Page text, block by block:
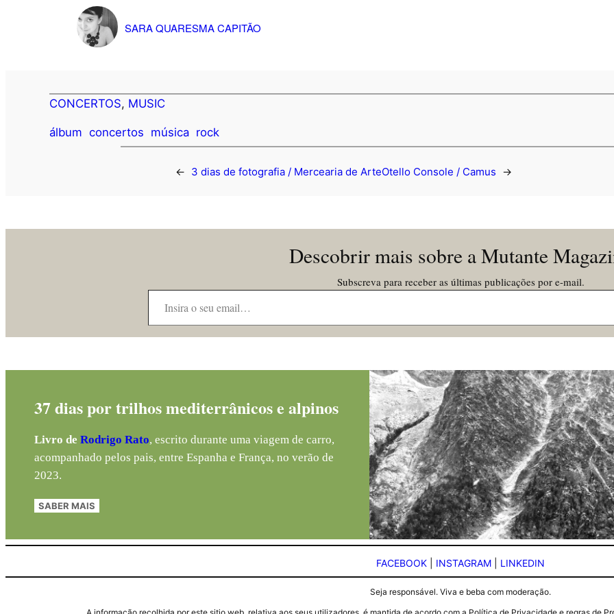
SARA QUARESMA CAPITÃO
CONCERTOS, MUSIC
álbum concertos música rock
← 3 dias de fotografia / Mercearia de ArteOtello Console / Camus →
Descobrir mais sobre a Mutante
Subscreva para receber as últimas publicações por e-mail.
Insira o seu email…
37 dias por trilhos mediterrânicos e alpinos
Livro deRodrigo Rato, escrito durante uma viagem de carro,
acompanhado pelos pais, entre Espanha e França, no verão de
2023.
SABER MAIS
FACEBOOK INSTAGRAM LINKEDIN
Seja responsável. Viva e beba com moderação.